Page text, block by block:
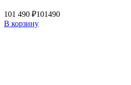
101 490 ₽101490
В корзину